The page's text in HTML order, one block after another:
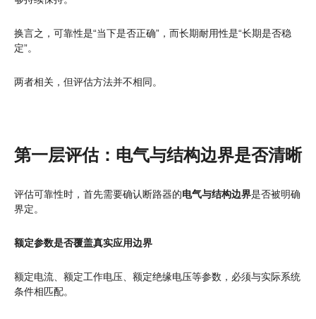
换言之，可靠性是“当下是否正确”，而长期耐用性是“长期是否稳
定”。
两者相关，但评估方法并不相同。
第一层评估：电气与结构边界是否清晰
评估可靠性时，首先需要确认断路器的电气与结构边界是否被明确
界定。
额定参数是否覆盖真实应用边界
额定电流、额定工作电压、额定绝缘电压等参数，必须与实际系统
条件相匹配。